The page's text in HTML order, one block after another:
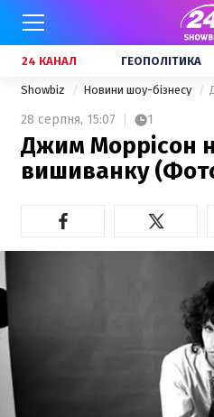
24 КАНАЛ ГЕОПОЛІТИКА
Showbiz Новини шоу-бізнесу
28 серпня, 15:07 1
Джим Моррісон
вишиванку